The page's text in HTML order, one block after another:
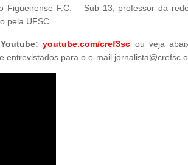
Figueirense F.C. – Sub 13, professor da
pela UFSC.
youtube.com/cref3sc ou veja
para o e-mail